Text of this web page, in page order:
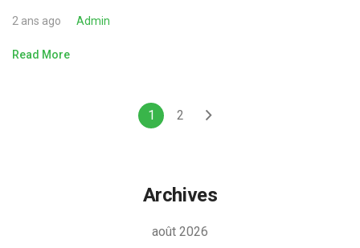
2 ans ago Admin
Read More
1 2
Archives
août 2026